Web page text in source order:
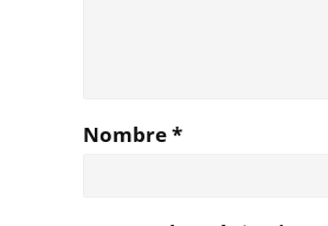
Nombre*